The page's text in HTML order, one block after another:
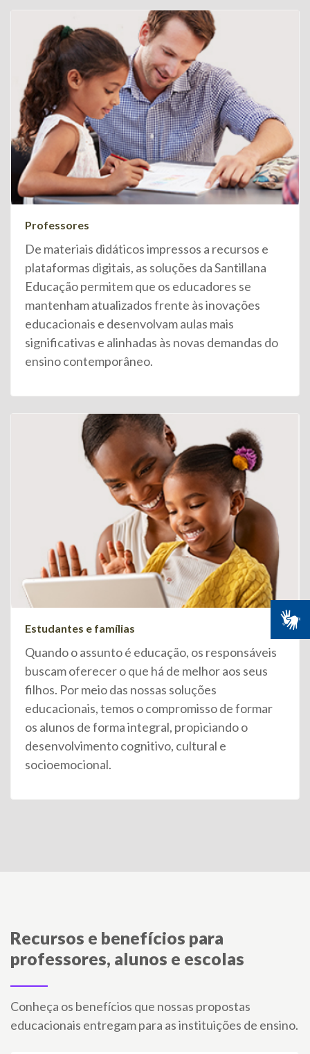
Professores
De materiais didáticos impressos a recursos e
plataformas digitais, as soluções da Santillana
Educação permitem que os educadores se
mantenham atualizados frente às inovações
educacionais e desenvolvam aulas mais
significativas e alinhadas às novas demandas do
ensino contemporâneo.
Estudantes e famílias
Quando o assunto é educação, os responsáveis
buscam oferecer o que há de melhor aos seus
filhos. Por meio das nossas soluções
educacionais, temos o compromisso de formar
os alunos de forma integral, propiciando o
desenvolvimento cognitivo, cultural e
socioemocional.
Recursos e benefícios para
professores, alunos e escolas
Conheça os benefícios que nossas propostas
educacionais entregam para as instituições de ensino.